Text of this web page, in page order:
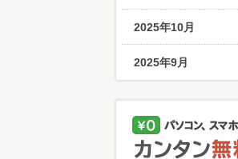
2025年10月
2025年9月